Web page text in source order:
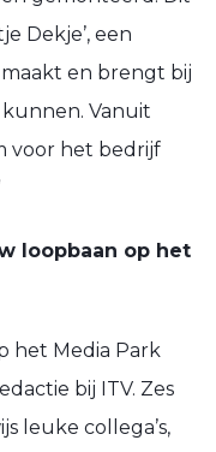
Dekje’, een
maakt en brengt bij
Vanuit
voor het bedrijf
loopbaan op het
het Media Park
bij ITV. Zes
leuke collega’s,